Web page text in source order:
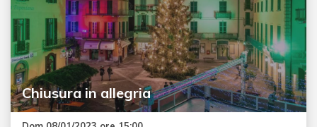
Chiusura in allegria